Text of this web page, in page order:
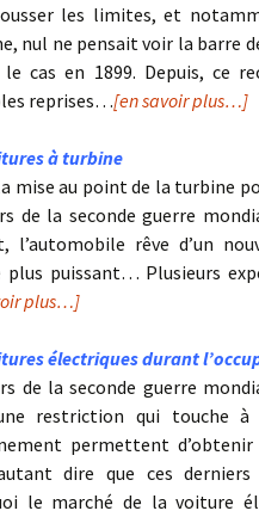
les limites, et
nul ne pensait voir la barre
cas en 1899. Depuis, ce
reprises…[en savoir plus…]
à turbine
mise au point de la turbine
de la seconde guerre
l’automobile rêve d’un
plus puissant… Plusieurs
plus…]
électriques durant
de la seconde guerre
restriction qui touche à
permettent d’obtenir
dire que ces derniers
le marché de la voiture